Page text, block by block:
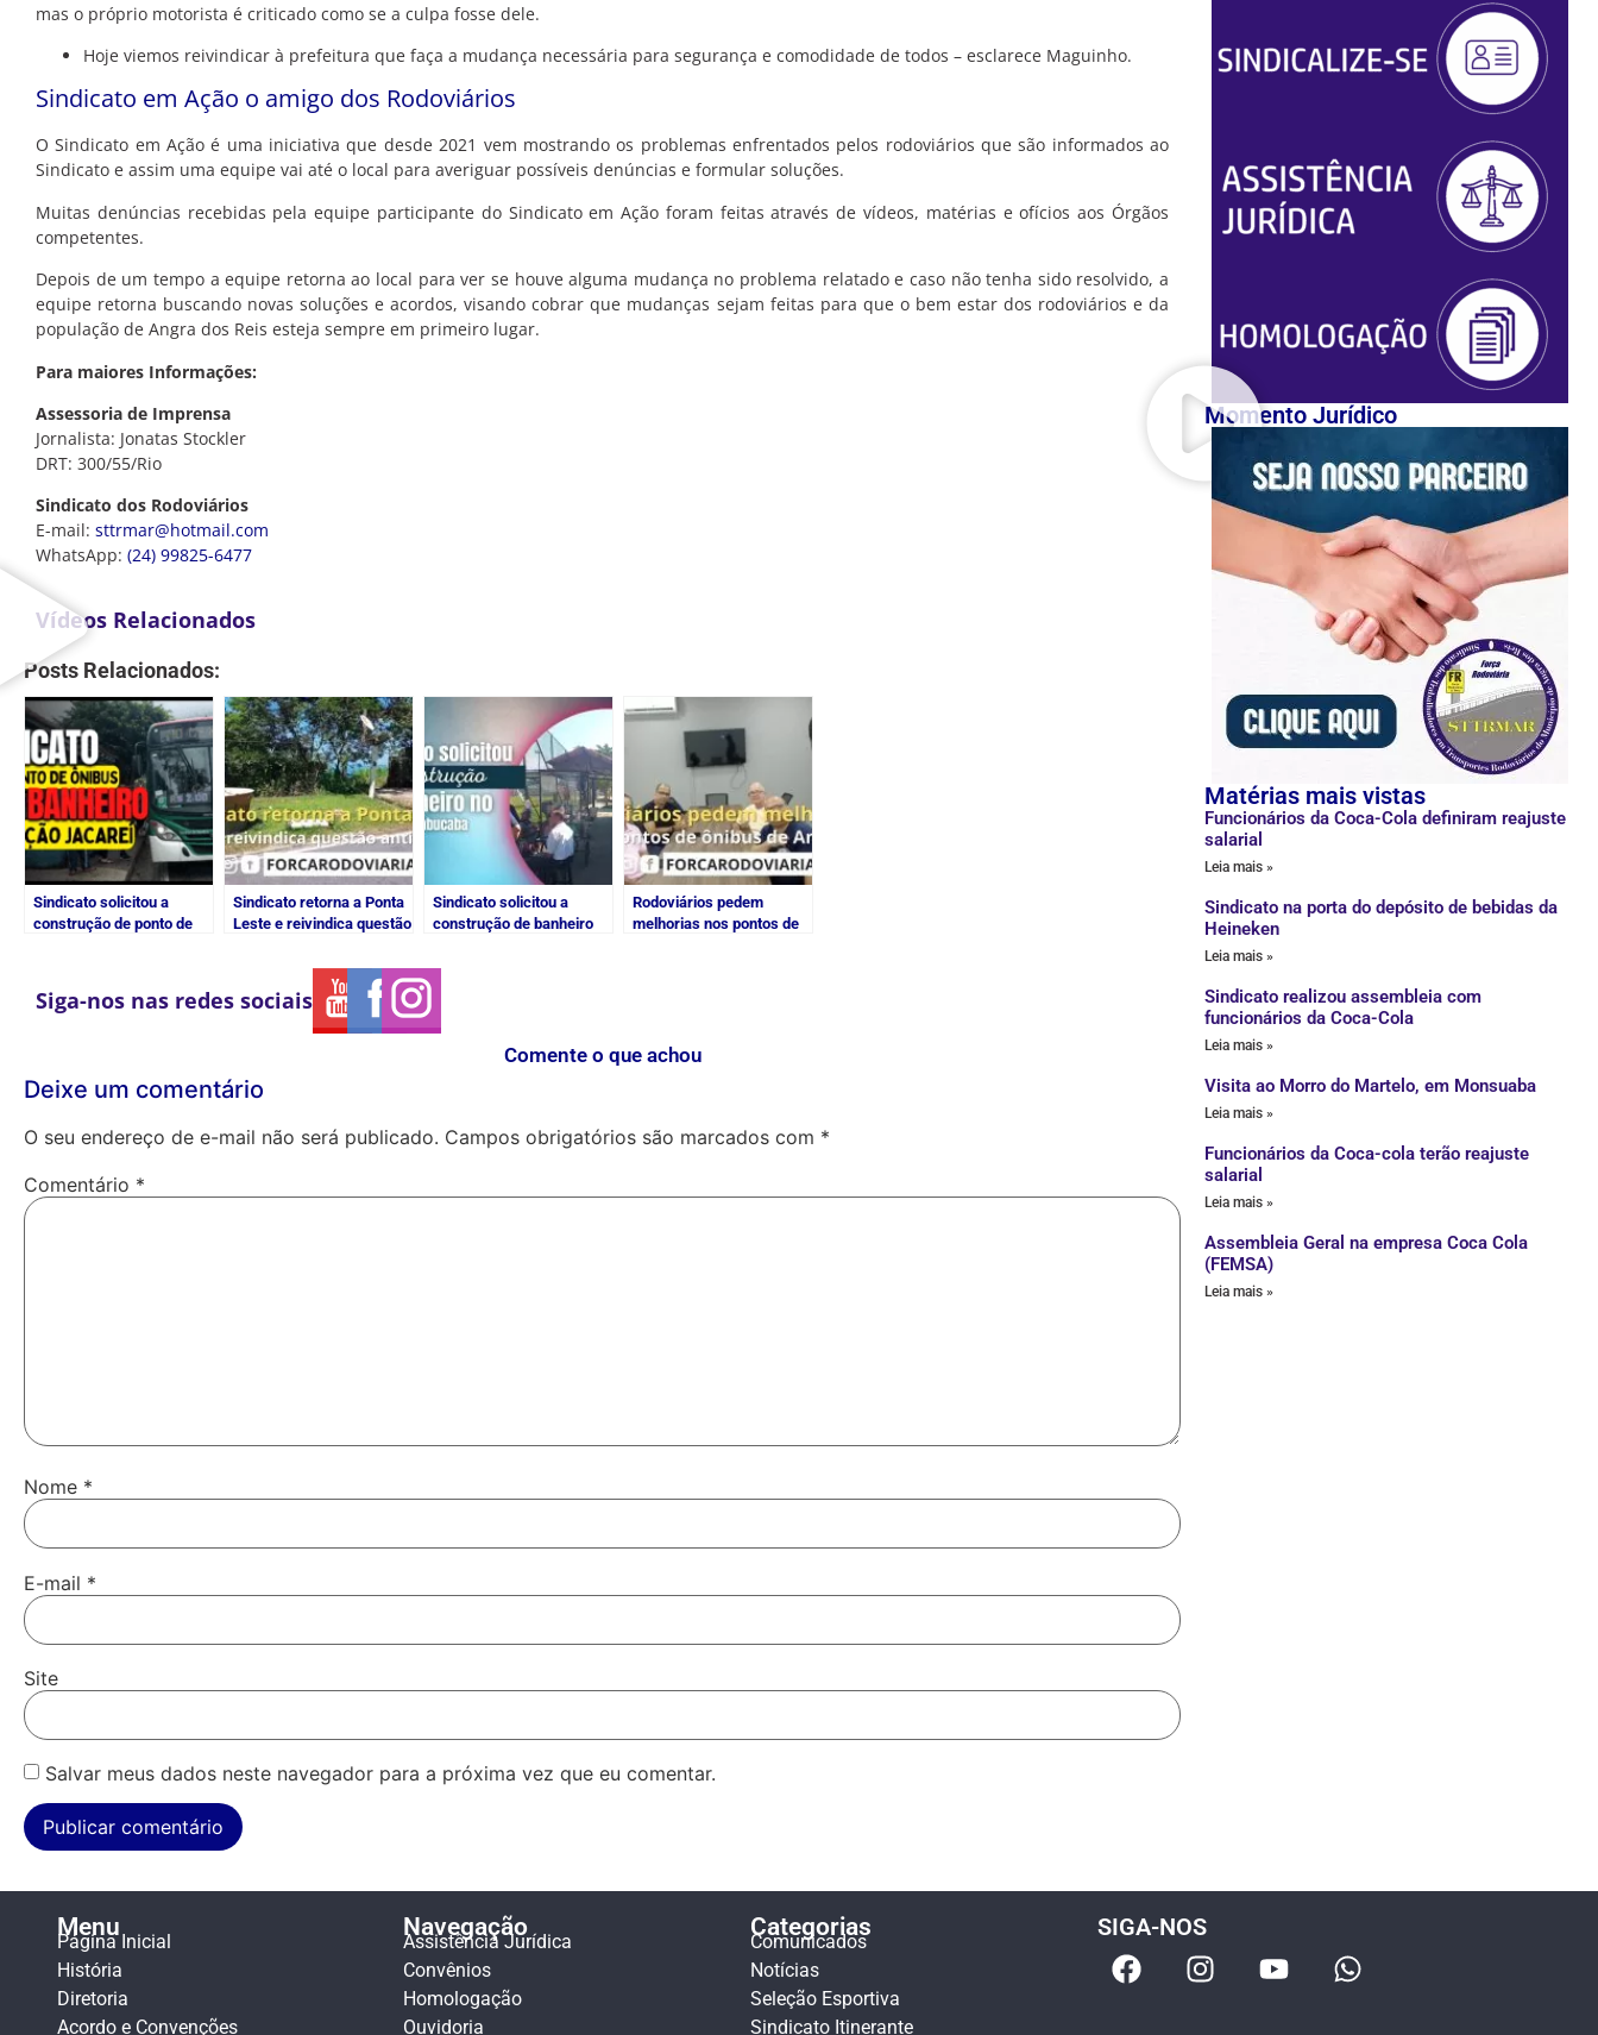
mas o próprio motorista é criticado como se a culpa fosse dele.
Hoje viemos reivindicar à prefeitura que faça a mudança necessária para segurança e comodidade de todos – esclarece Maguinho.
Sindicato em Ação o amigo dos Rodoviários
O Sindicato em Ação é uma iniciativa que desde 2021 vem mostrando os problemas enfrentados pelos rodoviários que são informados ao
Sindicato e assim uma equipe vai até o local para averiguar possíveis denúncias e formular soluções.
Muitas denúncias recebidas pela equipe participante do Sindicato em Ação foram feitas através de vídeos, matérias e ofícios aos Órgãos
competentes.
Depois de um tempo a equipe retorna ao local para ver se houve alguma mudança no problema relatado e caso não tenha sido resolvido, a
equipe retorna buscando novas soluções e acordos, visando cobrar que mudanças sejam feitas para que o bem estar dos rodoviários e da
população de Angra dos Reis esteja sempre em primeiro lugar.
Para maiores Informações:
Assessoria de Imprensa
Jornalista: Jonatas Stockler
DRT: 300/55/Rio
Sindicato dos Rodoviários
E-mail: sttrmar@hotmail.com
WhatsApp: (24) 99825-6477
Vídeos Relacionados
Posts Relacionados:
Sindicato solicitou a
construção de ponto de
Sindicato retorna a Ponta
Leste e reivindica questão
Sindicato solicitou a
construção de banheiro
Rodoviários pedem
melhorias nos pontos de
Siga-nos nas redes sociais
Comente o que achou
Deixe um comentário
O seu endereço de e-mail não será publicado. Campos obrigatórios são marcados com *
Comentário *
Nome *
E-mail *
Site
Salvar meus dados neste navegador para a próxima vez que eu comentar.
Momento Jurídico
Matérias mais vistas
Funcionários da Coca-Cola definiram reajuste
salarial
Leia mais »
Sindicato na porta do depósito de bebidas da
Heineken
Leia mais »
Sindicato realizou assembleia com
funcionários da Coca-Cola
Leia mais »
Visita ao Morro do Martelo, em Monsuaba
Leia mais »
Funcionários da Coca-cola terão reajuste
salarial
Leia mais »
Assembleia Geral na empresa Coca Cola
(FEMSA)
Leia mais »
Menu
Página Inicial
História
Diretoria
Acordo e Convenções
Navegação
Assistência Jurídica
Convênios
Homologação
Ouvidoria
Categorias
Comunicados
Notícias
Seleção Esportiva
Sindicato Itinerante
SIGA-NOS